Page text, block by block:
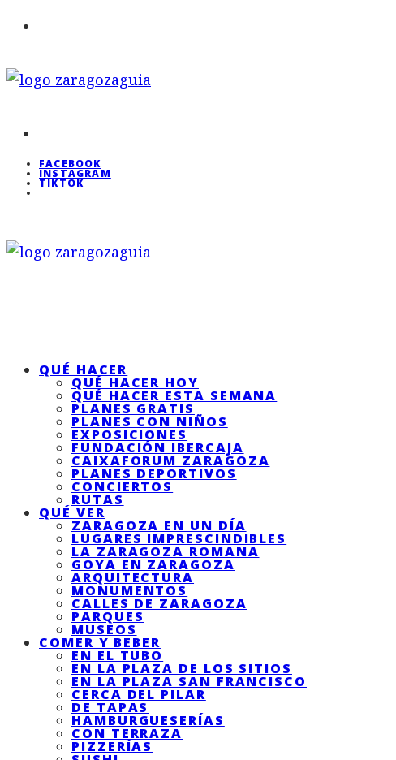
FACEBOOK
INSTAGRAM
TIKTOK
QUÉ HACER
QUÉ HACER HOY
QUÉ HACER ESTA SEMANA
PLANES GRATIS
PLANES CON NIÑOS
EXPOSICIONES
FUNDACIÓN IBERCAJA
CAIXAFORUM ZARAGOZA
PLANES DEPORTIVOS
CONCIERTOS
RUTAS
QUÉ VER
ZARAGOZA EN UN DÍA
LUGARES IMPRESCINDIBLES
LA ZARAGOZA ROMANA
GOYA EN ZARAGOZA
ARQUITECTURA
MONUMENTOS
CALLES DE ZARAGOZA
PARQUES
MUSEOS
COMER Y BEBER
EN EL TUBO
EN LA PLAZA DE LOS SITIOS
EN LA PLAZA SAN FRANCISCO
CERCA DEL PILAR
DE TAPAS
HAMBURGUESERÍAS
CON TERRAZA
PIZZERÍAS